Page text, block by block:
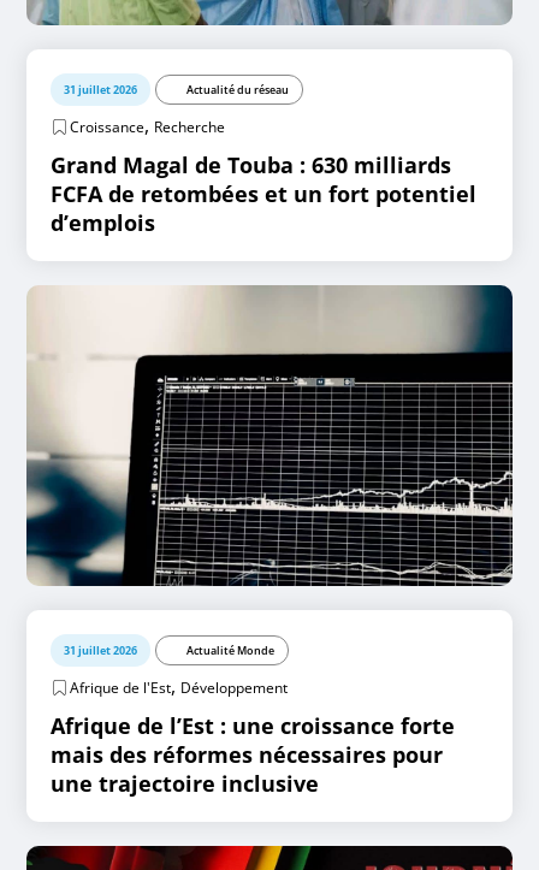
31 juillet 2026 Actualité du réseau
Croissance, Recherche
Grand Magal de Touba : 630 milliards
FCFA de retombées et un fort potentiel
d’emplois
31 juillet 2026 Actualité Monde
Afrique de l'Est, Développement
Afrique de l’Est : une croissance forte
mais des réformes nécessaires pour
une trajectoire inclusive